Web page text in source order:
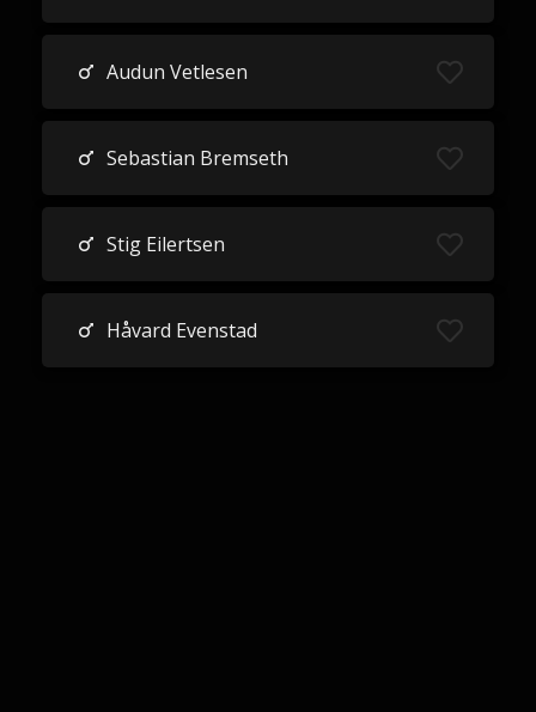
Audun Vetlesen
Sebastian Bremseth
Stig Eilertsen
Håvard Evenstad